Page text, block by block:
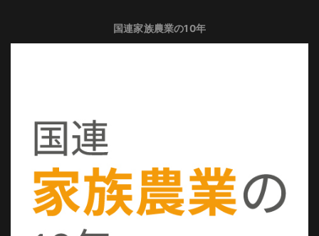
国連家族農業の10年